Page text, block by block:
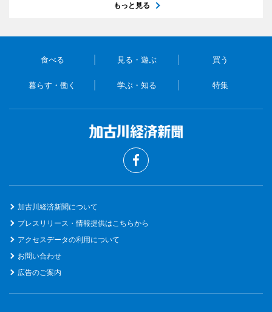
もっと見る
食べる 見る・遊ぶ 買う
暮らす・働く 学ぶ・知る 特集
加古川経済新聞について
プレスリリース・情報提供はこちらから
アクセスデータの利用について
お問い合わせ
広告のご案内